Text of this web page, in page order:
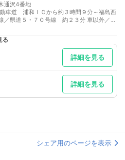
通沢4番地
車道 浦和ＩＣから約３時間９分～福島西
／県道５・７０号線 約２３分 車以外／
３０台 無料 予約不要
る
詳細を見る
詳細を見る
シェア用のページを表示